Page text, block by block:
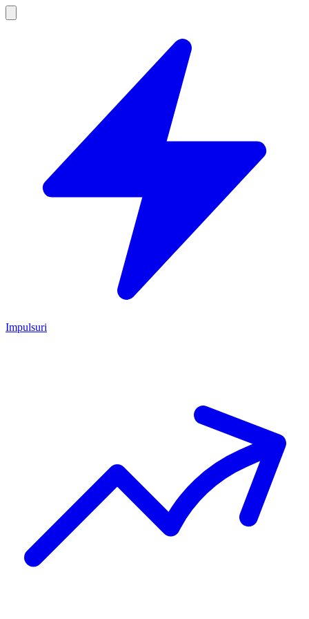
Impulsuri